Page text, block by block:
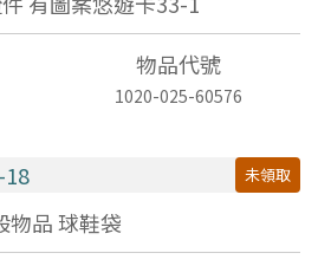
物品代號
1020-025-60576
18 未領取
物品球鞋袋